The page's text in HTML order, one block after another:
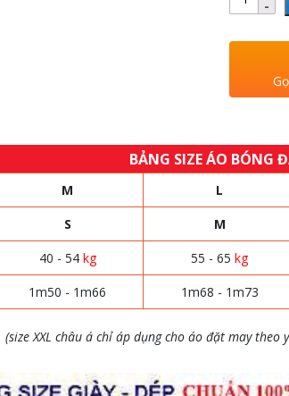
BẢNG SIZE ÁO BÓNG
M L
S M
40 - 54 kg 55 - 65kg
1m50 - 1m66 1m68 - 1m73
(size XXL châu á chỉ áp dụng cho áo đặt may theo